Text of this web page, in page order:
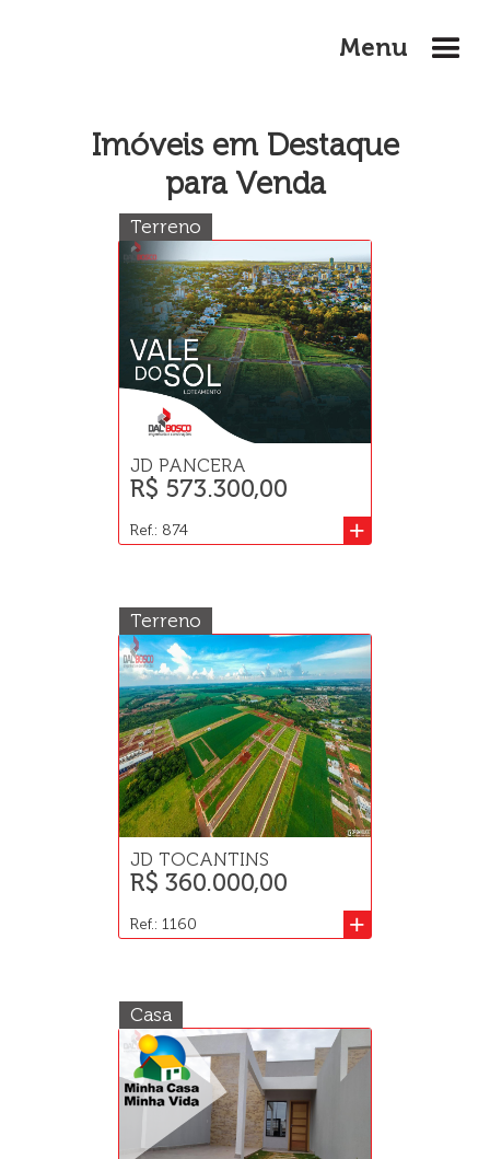
Menu
Imóveis em Destaque
para Venda
Terreno
JD PANCERA
R$ 573.300,00
+
Ref.: 874
Terreno
JD TOCANTINS
R$ 360.000,00
+
Ref.: 1160
Casa